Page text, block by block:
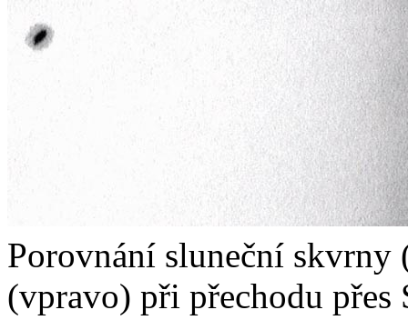
Porovnání sluneční
(vpravo) při přechodu přes